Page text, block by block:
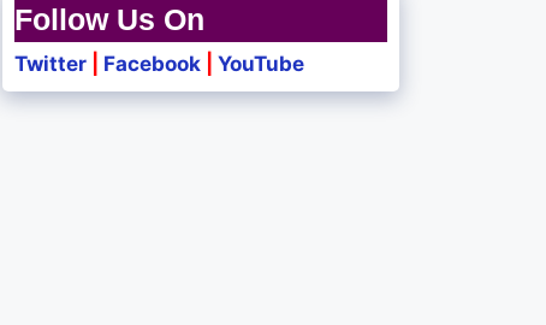
Follow Us On
Twitter Facebook YouTube